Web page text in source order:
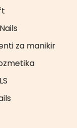
za manikir